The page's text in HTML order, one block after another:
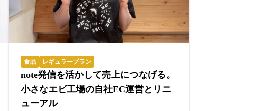
食品 レギュラープラン
note発信を活かして売上につなげる。
小さなエビ工場の自社EC運営とリニ
ューアル